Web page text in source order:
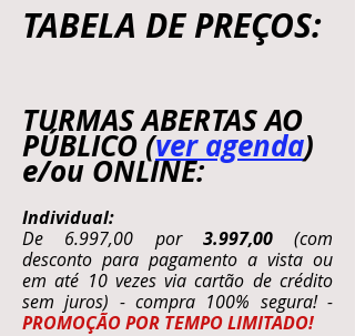
TABELA DE PREÇOS:
TURMAS ABERTAS AO
PÚBLICO (ver agenda)
e/ou ONLINE:
Individual:
De 6.997,00 por 3.997,00(com
desconto para pagamento a vista ou
em até 10 vezes via cartão de crédito
sem juros) - compra 100% segura! -
PROMOÇÃO POR TEMPO LIMITADO!